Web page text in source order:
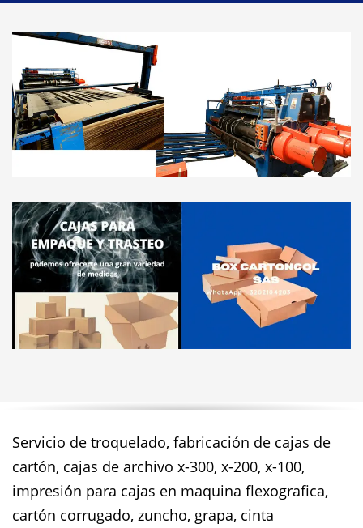
Servicio de troquelado, fabricación de cajas de
cartón, cajas de archivo x-300, x-200, x-100,
impresión para cajas en maquina flexografica,
cartón corrugado, zuncho, grapa, cinta